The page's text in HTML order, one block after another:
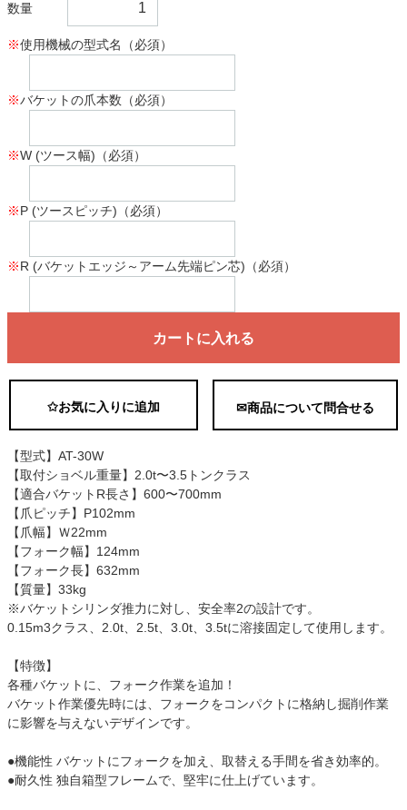
数量
※使用機械の型式名（必須）
※バケットの爪本数（必須）
※W (ツース幅)（必須）
※P (ツースピッチ)（必須）
※R (バケットエッジ～アーム先端ピン芯)（必須）
カートに入れる
✩お気に入りに追加 ✉商品について問合せる
【型式】AT-30W
【取付ショベル重量】2.0t〜3.5トンクラス
【適合バケットR長さ】600〜700mm
【爪ピッチ】P102mm
【爪幅】Ｗ22mm
【フォーク幅】124mm
【フォーク長】632mm
【質量】33kg
※バケットシリンダ推力に対し、安全率2の設計です。
0.15m3クラス、2.0t、2.5t、3.0t、3.5tに溶接固定して使用します。
【特徴】
各種バケットに、フォーク作業を追加！
バケット作業優先時には、フォークをコンパクトに格納し掘削作業
に影響を与えないデザインです。
●機能性 バケットにフォークを加え、取替える手間を省き効率的。
●耐久性 独自箱型フレームで、堅牢に仕上げています。